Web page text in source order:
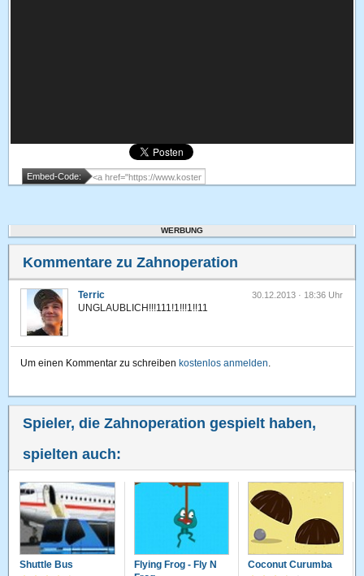
Embed-Code:
WERBUNG
Kommentare zu Zahnoperation
Terric 30.12.2013 · 18:36 Uhr
UNGLAUBLICH!!!111!1!!!1!!11
Um einen Kommentar zu schreiben kostenlos anmelden.
Spieler, die Zahnoperation gespielt haben,
spielten auch:
Shuttle Bus
Flying Frog - Fly N
Coconut Curumba